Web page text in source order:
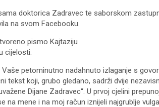
doktorica Zadravec te saborskom
na svom Facebooku.
pismo Kajtaziju
cijelosti:
Vaše petominutno nadahnuto izlaganje s
tekst koji, grubo gledano, sadrži dvije
Dijane Zadravec“. U prvoj cjelini
na mene i na moj račun iznijeli najgrublje